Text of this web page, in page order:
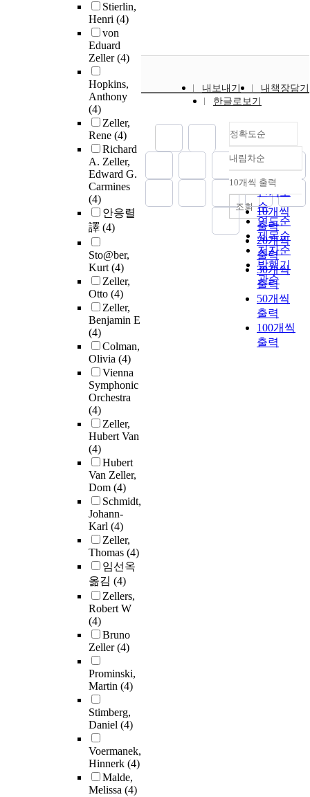
Stierlin,
Henri (4)
von
Eduard
Zeller(4)
Hopkins,
Anthony
(4)
Zeller,
Rene (4)
Richard
A. Zeller,
Edward G.
Carmines
(4)
안응렬
譯 (4)
Sto@ber,
Kurt(4)
Zeller,
Otto (4)
Zeller,
Benjamin E
(4)
Colman,
Olivia (4)
Vienna
Symphonic
Orchestra
(4)
Zeller,
Hubert Van
(4)
Hubert
Van Zeller,
Dom (4)
Schmidt,
Johann-
Karl (4)
Zeller,
Thomas (4)
임선옥
옮김 (4)
Zellers,
Robert W
(4)
Bruno
Zeller(4)
Prominski,
Martin (4)
Stimberg,
Daniel (4)
Voermanek,
Hinnerk (4)
Malde,
Melissa (4)
내보내기
내책장담기
한글로보기
정확도순
정확도
순
인기도
순
연도순
제목순
저자순
발행기
관순
내림차순
내림차순
10개씩 출력
10개씩
출력
20개씩
출력
30개씩
출력
50개씩
출력
100개씩
출력
조회